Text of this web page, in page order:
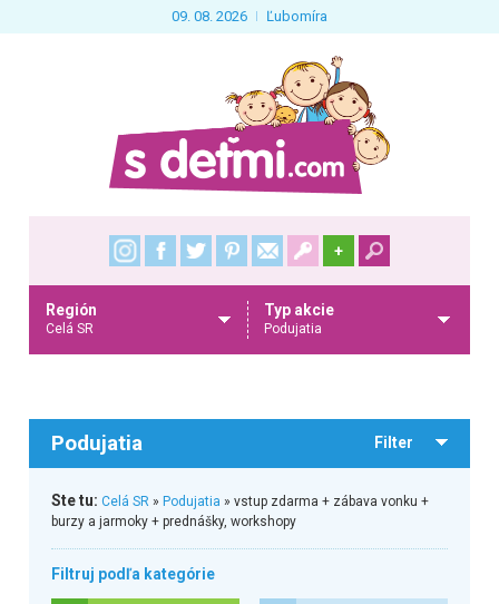
09. 08. 2026 Ľubomíra
+
Región
Celá SR
Typ akcie
Podujatia
Podujatia Filter
Ste tu: Celá SR» Podujatia » vstup zdarma + zábava vonku +
burzy a jarmoky + prednášky, workshopy
Filtruj podľa kategórie